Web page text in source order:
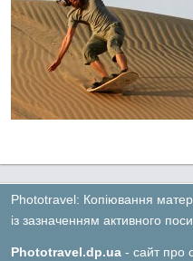
Phototravel: Копіювання
із зазначенням активного
Phototravel.dp.ua - сайт про